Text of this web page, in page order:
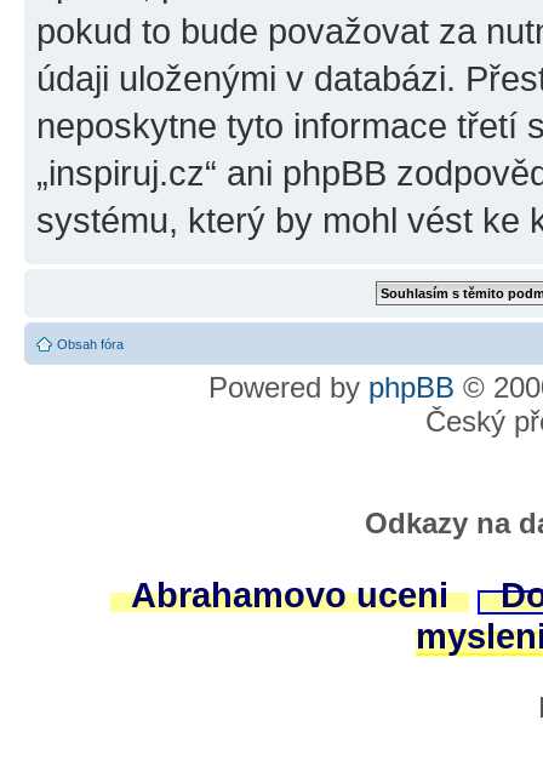
pokud to bude považovat za
údaji uloženými v databázi.
neposkytne tyto informace třetí
„inspiruj.cz“ ani phpBB
systému, který by mohl vést ke
Obsah fóra
Powered by phpBB ©
Český
Odkazy na
Abrahamovo uceni